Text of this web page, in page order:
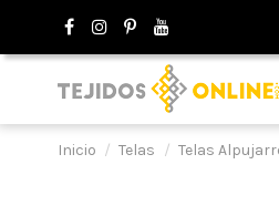
Inicio Telas Telas